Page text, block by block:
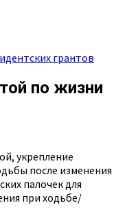
грантов
по жизни
укрепление
после изменения
палочек для
при ходьбе/